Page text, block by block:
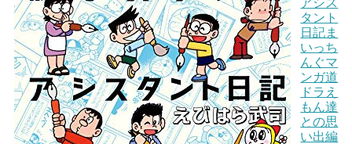
アシス
タント
日記ま
いっち
んぐマ
ンガ道
ドラえ
もん達
との思
い出編